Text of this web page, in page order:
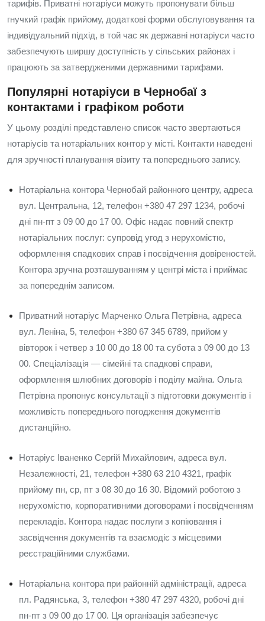
тарифів. Приватні нотаріуси можуть пропонувати більш
гнучкий графік прийому, додаткові форми обслуговування та
індивідуальний підхід, в той час як державні нотаріуси часто
забезпечують ширшу доступність у сільських районах і
працюють за затвердженими державними тарифами.
Популярні нотаріуси в Чернобаї з
контактами і графіком роботи
У цьому розділі представлено список часто звертаються
нотаріусів та нотаріальних контор у місті. Контакти наведені
для зручності планування візиту та попереднього запису.
Нотаріальна контора Чернобай районного центру, адреса
вул. Центральна, 12, телефон +380 47 297 1234, робочі
дні пн-пт з 09 00 до 17 00. Офіс надає повний спектр
нотаріальних послуг: супровід угод з нерухомістю,
оформлення спадкових справ і посвідчення довіреностей.
Контора зручна розташуванням у центрі міста і приймає
за попереднім записом.
Приватний нотаріус Марченко Ольга Петрівна, адреса
вул. Леніна, 5, телефон +380 67 345 6789, прийом у
вівторок і четвер з 10 00 до 18 00 та субота з 09 00 до 13
00. Спеціалізація — сімейні та спадкові справи,
оформлення шлюбних договорів і поділу майна. Ольга
Петрівна пропонує консультації з підготовки документів і
можливість попереднього погодження документів
дистанційно.
Нотаріус Іваненко Сергій Михайлович, адреса вул.
Незалежності, 21, телефон +380 63 210 4321, графік
прийому пн, ср, пт з 08 30 до 16 30. Відомий роботою з
нерухомістю, корпоративними договорами і посвідченням
перекладів. Контора надає послуги з копіювання і
засвідчення документів та взаємодіє з місцевими
реєстраційними службами.
Нотаріальна контора при районній адміністрації, адреса
пл. Радянська, 3, телефон +380 47 297 4320, робочі дні
пн-пт з 09 00 до 17 00. Ця організація забезпечує